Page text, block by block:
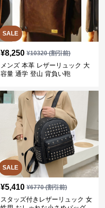
SALE
¥8,250 ¥10320(割引前)
メンズ 本革 レザーリュック 大
容量 通学 登山 背負い鞄
SALE
¥5,410 ¥6770(割引前)
スタッズ付きレザーリュック 女